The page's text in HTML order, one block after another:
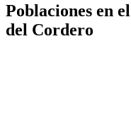
Poblaciones en
del Cordero